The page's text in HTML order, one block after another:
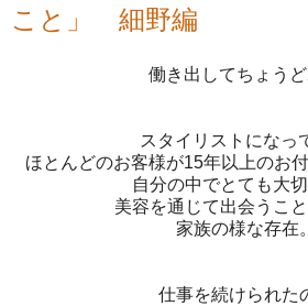
こと」 細野編
働き出してちょう
スタイリストになっ
ほとんどのお客様が15年以上のお
自分の中でとても大
美容を通じて出会うこ
家族の様な存在。
仕事を続けられた